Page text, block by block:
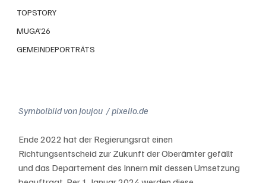
TOPSTORY
MUGA'26
GEMEINDEPORTRÄTS
Symbolbild von Joujou  / pixelio.de
Ende 2022 hat der Regierungsrat einen
Richtungsentscheid zur Zukunft der Oberämter gefällt
und das Departement des Innern mit dessen Umsetzung